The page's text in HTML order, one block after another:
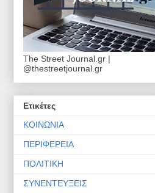
The Street Journal.gr |
@thestreetjournal.gr
Ετικέτες
ΚΟΙΝΩΝΙΑ
ΠΕΡΙΦΕΡΕΙΑ
ΠΟΛΙΤΙΚΗ
ΣΥΝΕΝΤΕΥΞΕΙΣ